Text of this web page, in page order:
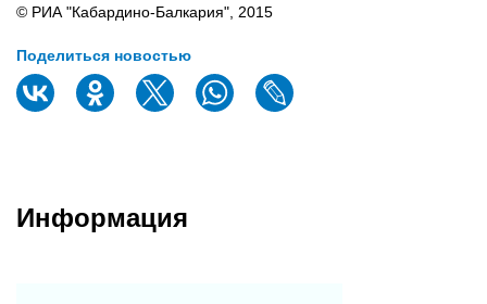
© РИА "Кабардино-Балкария", 2015
Поделиться новостью
Информация